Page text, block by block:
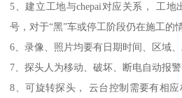
5、建立工地与chepai对应关系， 工地
号，对于“黑”车或停工阶段仍在施工的
6、录像、照片均要有日期时间、区域、
7、探头人为移动、破坏、断电自动报警
8、可旋转探头， 云台控制需要有相